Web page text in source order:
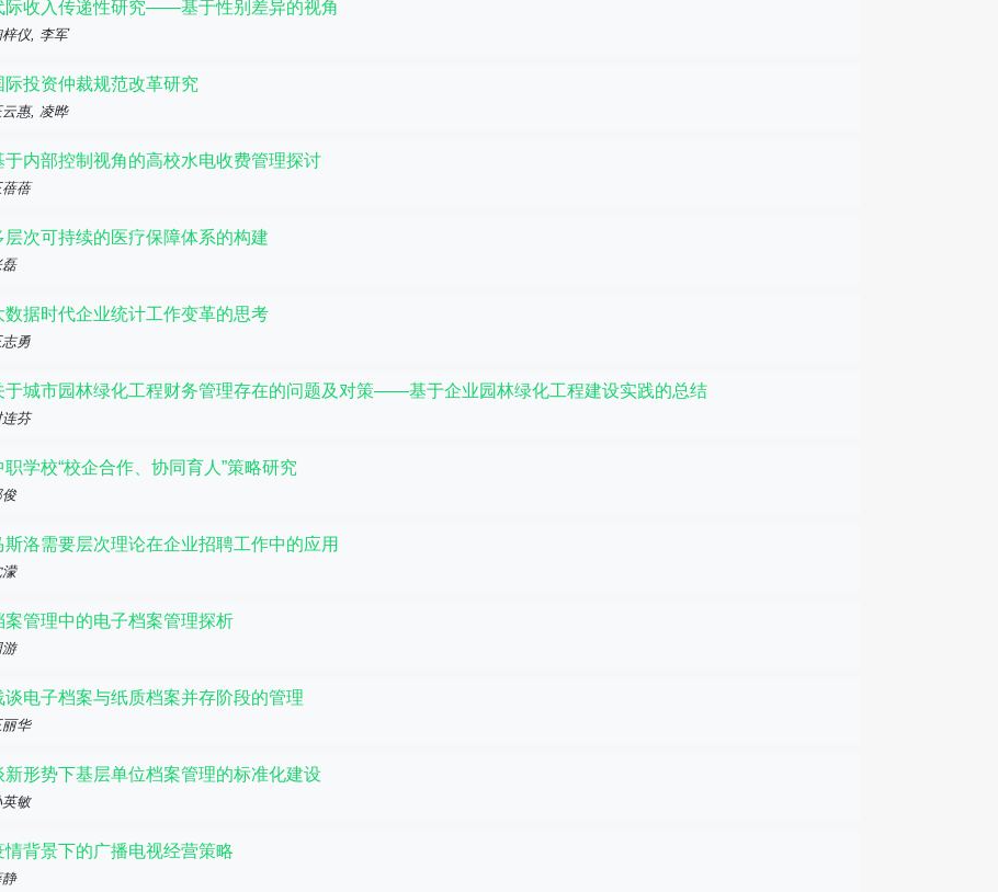
际收入传递性研究——基于性别差异的视角
仪, 李军
际投资仲裁规范改革研究
云惠, 凌晔
于内部控制视角的高校水电收费管理探讨
蓓
层次可持续的医疗保障体系的构建
磊
数据时代企业统计工作变革的思考
勇
于城市园林绿化工程财务管理存在的问题及对策——基于企业园林绿化工程建设实践的总结
芬
职学校“校企合作、协同育人”策略研究
斯洛需要层次理论在企业招聘工作中的应用
濛
案管理中的电子档案管理探析
游
谈电子档案与纸质档案并存阶段的管理
华
新形势下基层单位档案管理的标准化建设
英敏
情背景下的广播电视经营策略
静